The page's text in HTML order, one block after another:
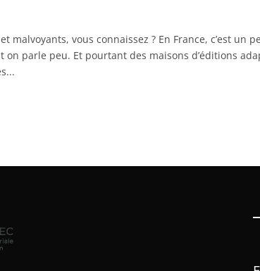
malvoyants, vous connaissez ? En France, c’est un
on parle peu. Et pourtant des maisons d’éditions